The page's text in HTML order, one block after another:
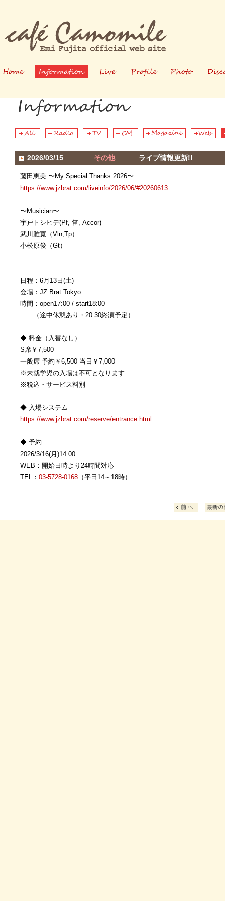
ル
2026/03/15 その他 ライブ情報更新!!
藤田恵美 〜My Special Thanks 2026〜
https://www.jzbrat.com/liveinfo/2026/06/#20260613
〜Musician〜
宇戸トシヒデ(Pf, 笛, Accor)
武川雅寛（Vln,Tp）
小松原俊（Gt）
日程：6月13日(土)
会場：JZ Brat Tokyo
時間：open17:00 / start18:00
（途中休憩あり・20:30終演予定）
◆ 料金（入替なし）
S席￥7,500
一般席 予約￥6,500 当日￥7,000
※未就学児の入場は不可となります
※税込・サービス料別
◆ 入場システム
https://www.jzbrat.com/reserve/entrance.html
◆ 予約
2026/3/16(月)14:00
WEB：開始日時より24時間対応
TEL： 03-5728-0168 （平日14～18時）